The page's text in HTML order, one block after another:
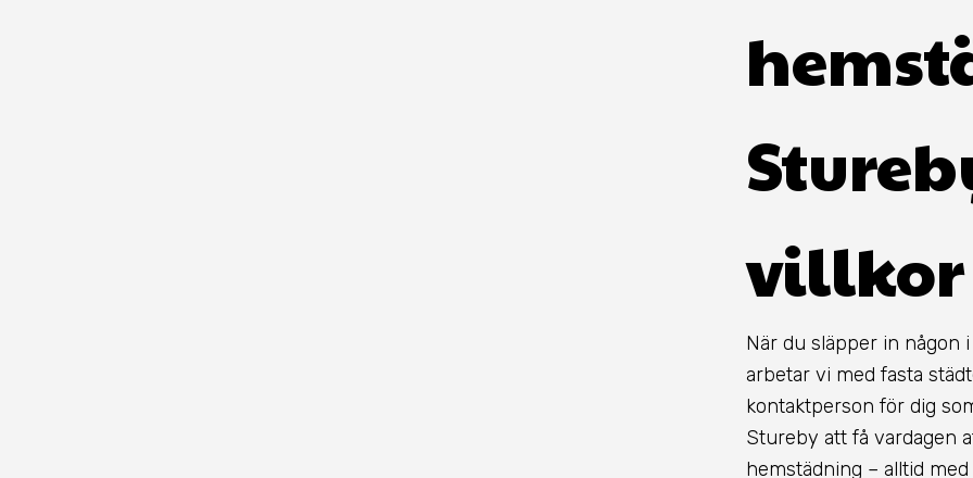
villkor
När du släpper in någon
arbetar vi med fasta
kontaktperson för dig
Stureby att få vardagen
hemstädning – alltid